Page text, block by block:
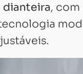
dianteira, com